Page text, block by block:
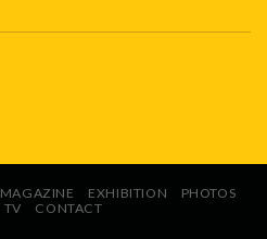
MAGAZINE EXHIBITION
PHOTOS
TV CONTACT